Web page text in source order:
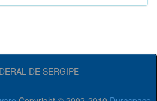
DE SERGIPE